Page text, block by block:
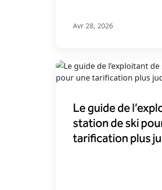
Avr 28, 2026
Le guide de
station de ski
tarification plus